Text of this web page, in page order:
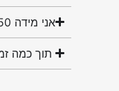
אני מידה 50! האם יש לכם נעליים במידה שלי?
תוך כמה